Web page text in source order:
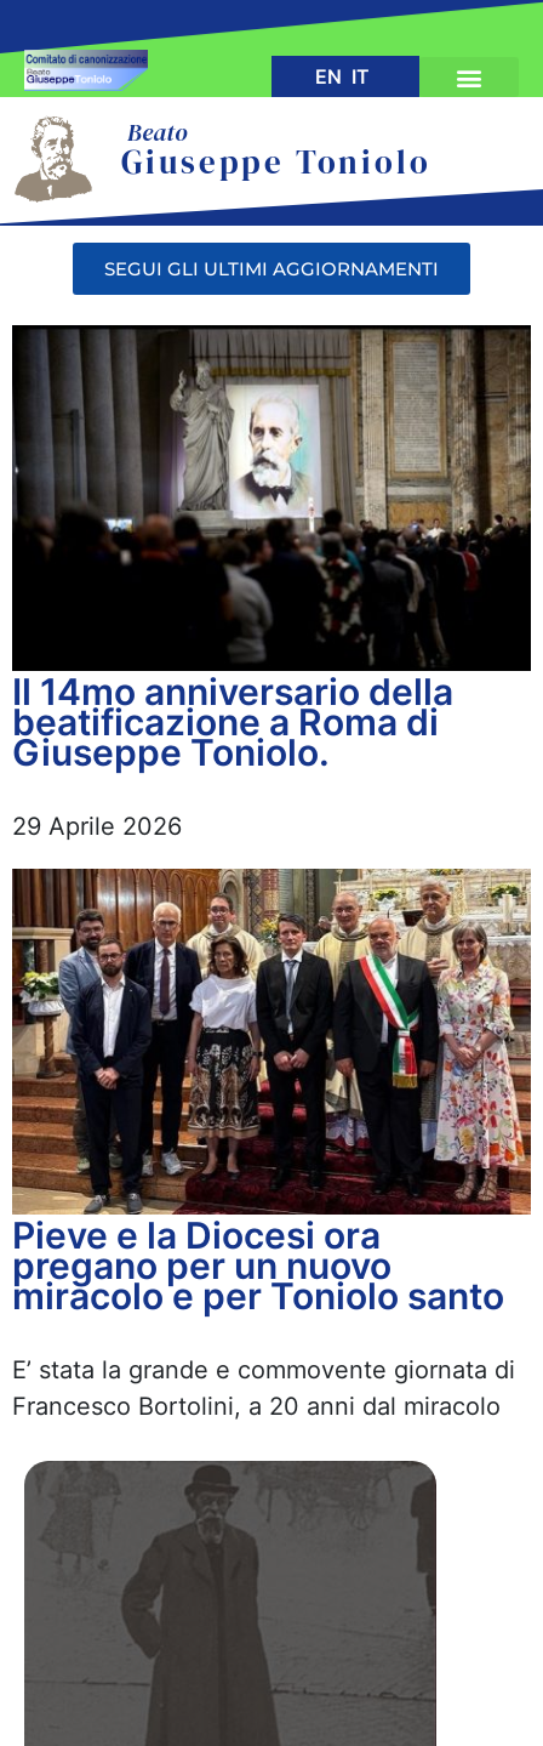
EN IT
Beato
Giuseppe Toniolo
SEGUI GLI ULTIMI AGGIORNAMENTI
Il 14mo anniversario della
beatificazione a Roma di
Giuseppe Toniolo.
29 Aprile 2026
Pieve e la Diocesi ora
pregano per un nuovo
miracolo e per Toniolo santo
E’ stata la grande e commovente giornata di
Francesco Bortolini, a 20 anni dal miracolo